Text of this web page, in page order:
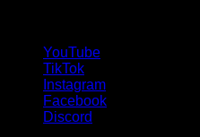
YouTube
TikTok
Instagram
Facebook
Discord